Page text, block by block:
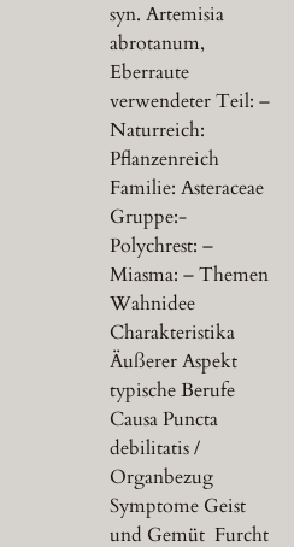
syn. Artemisia
abrotanum,
Eberraute
verwendeter Teil: –
Naturreich:
Pflanzenreich
Familie: Asteraceae
Gruppe:-
Polychrest: –
Miasma: – Themen
Wahnidee
Charakteristika
Äußerer Aspekt
typische Berufe
Causa Puncta
debilitatis /
Organbezug
Symptome Geist
und Gemüt Furcht